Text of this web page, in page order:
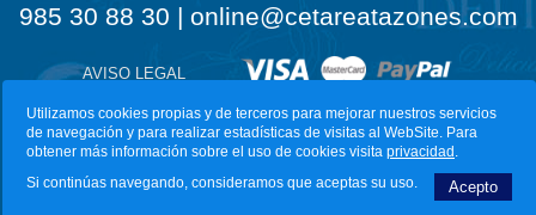
985 30 88 30 | online@cetareatazones.com
AVISO LEGAL
Diseño Web: LuarcaCom
Utilizamos cookies propias y de terceros para mejorar nuestros servicios
de navegación y para realizar estadísticas de visitas al WebSite. Para
obtener más información sobre el uso de cookies visita privacidad .
Si continúas navegando, consideramos que aceptas su uso.
Acepto